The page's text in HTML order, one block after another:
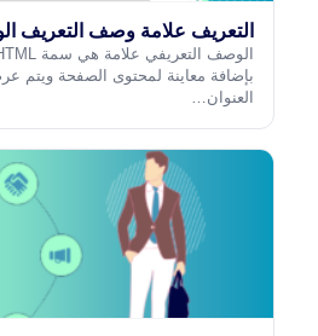
التعريف علامة وصف التعريف
بإضافة معاينة لمحتوى الصفحة ويتم
العنوان…